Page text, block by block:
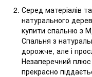
Серед матеріалів
натурального
купити спальню з
Спальня з
дорожче, але і
Незаперечний
прекрасно